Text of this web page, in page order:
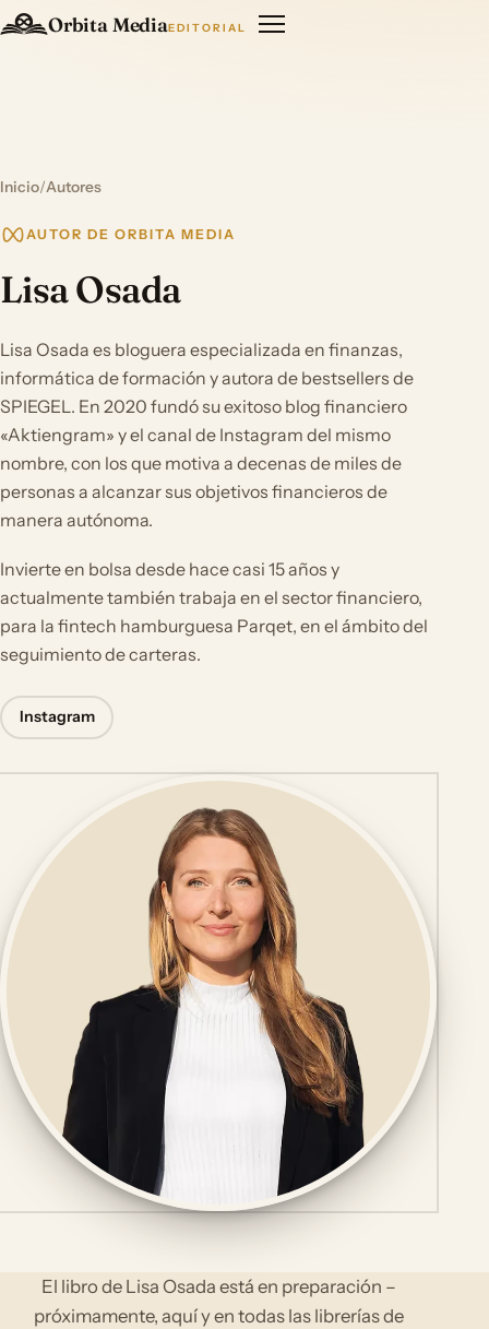
Orbita MediaEDITORIAL
Inicio/Autores
AUTOR DE ORBITA MEDIA
Lisa Osada
Lisa Osada es bloguera especializada en finanzas,
informática de formación y autora de bestsellers de
SPIEGEL. En 2020 fundó su exitoso blog financiero
«Aktiengram» y el canal de Instagram del mismo
nombre, con los que motiva a decenas de miles de
personas a alcanzar sus objetivos financieros de
manera autónoma.
Invierte en bolsa desde hace casi 15 años y
actualmente también trabaja en el sector financiero,
para la fintech hamburguesa Parqet, en el ámbito del
seguimiento de carteras.
Instagram
El libro de Lisa Osada está en preparación –
próximamente, aquí y en todas las librerías de